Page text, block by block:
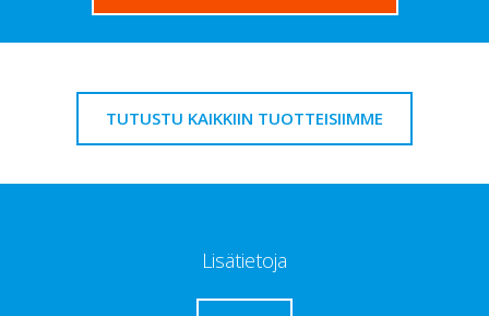
TUTUSTU KAIKKIIN TUOTTEISIIMME
Lisätietoja